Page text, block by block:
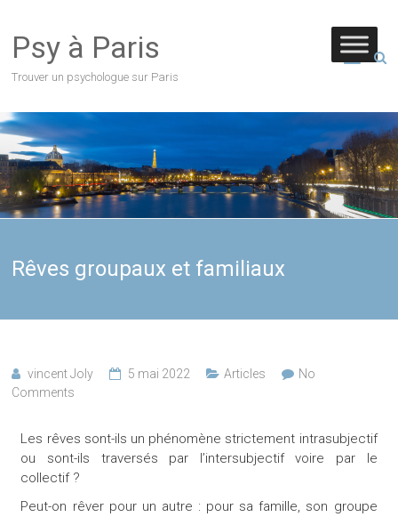
Psy à Paris
Trouver un psychologue sur Paris
Rêves groupaux et familiaux
vincent Joly 5 mai 2022 Articles
No
Comments
Les rêves sont-ils un phénomène strictement intrasubjectif
ou sont-ils traversés par l’intersubjectif voire par le
collectif ?
Peut-on rêver pour un autre : pour sa famille, son groupe